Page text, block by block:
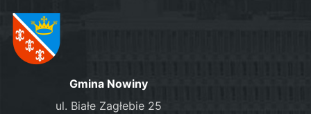
Gmina Nowiny
ul. Białe Zagłebie 25